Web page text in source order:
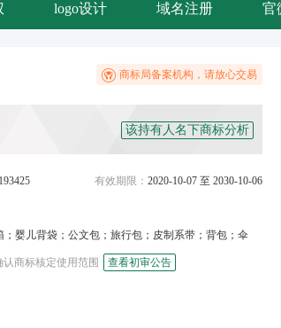
logo设计 域名注册 官
商标局备案机构，请放心交易
该持有人名下商标分析
有效期限： 2020-10-07 至 2030-10-06
婴儿背袋；公文包；旅行包；皮制系带；背包；伞
商标核定使用范围 查看初审公告